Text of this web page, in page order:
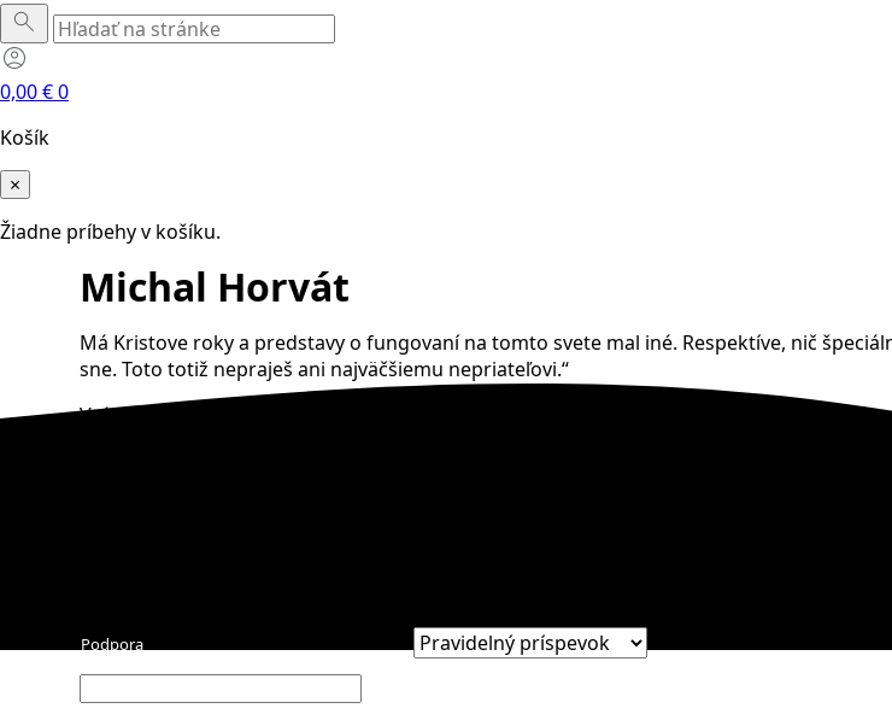
0,00€0
Košík
×
Žiadne príbehy v košíku.
Michal Horvát
Má Kristove roky a predstavy o fungovaní na tomto svete mal iné. Respektíve, nič
sne. Toto totiž nepraješ ani najväčšiemu nepriateľovi.“
Vráťme sa o osem rokov späť. Mišo mal krásnych 25 a s kamarátom si doprial prvú
čas tam bolo skvele,“ ticho povie. Lenže v sekunde sa všetko zvrtlo. Bol 1. júl 2017,
Sám zašiel k mólu, že len skočí a urobí pár posledných temp. Vodu
aj plutvové, vo vode bol borec. Lenže… Onen posledný skok z móla sa Michalovi stal